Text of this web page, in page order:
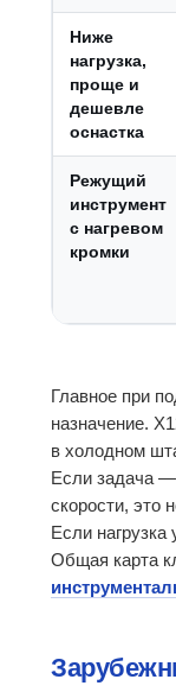
Ниже
нагрузка,
проще и
дешевле
оснастка
Режущий
инструмент
с нагревом
кромки
Главное при
назначение.
в холодном
Если задача —
скорости, это
Если
Общая карта